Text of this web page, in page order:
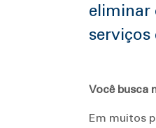
eliminar
Você busca
Em muitos